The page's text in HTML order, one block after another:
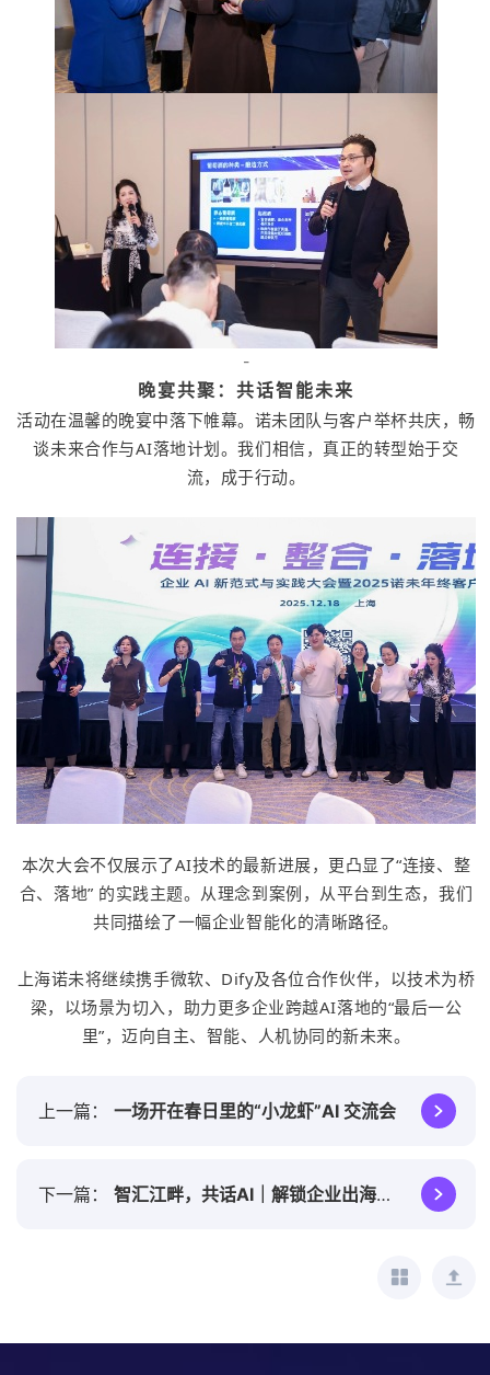
-
晚宴共聚：共话智能未来
活动在温馨的晚宴中落下帷幕。诺未团队与客户举杯共庆，畅
谈未来合作与AI落地计划。我们相信，真正的转型始于交
流，成于行动。
本次大会不仅展示了AI技术的最新进展，更凸显了“连接、整
合、落地” 的实践主题。从理念到案例，从平台到生态，我们
共同描绘了一幅企业智能化的清晰路径。
上海诺未将继续携手微软、Dify及各位合作伙伴，以技术为桥
梁，以场景为切入，助力更多企业跨越AI落地的“最后一公
里”，迈向自主、智能、人机协同的新未来。
上一篇 一场开在春日里的“小龙虾”AI 交流会
下一篇 智汇江畔，共话AI｜解锁企业出海新机遇